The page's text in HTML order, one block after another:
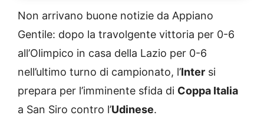
Non arrivano buone notizie da Appiano
Gentile: dopo la travolgente vittoria per 0-6
all’Olimpico in casa della Lazio per 0-6
nell’ultimo turno di campionato, l’Inter si
prepara per l’imminente sfida di Coppa Italia
a San Siro contro l’Udinese.